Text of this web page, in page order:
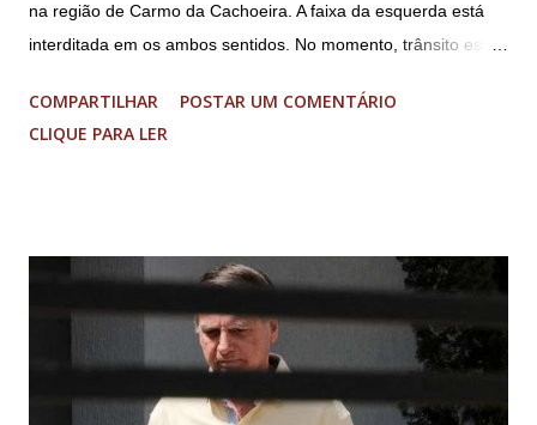
na região de Carmo da Cachoeira. A faixa da esquerda está
interditada em os ambos sentidos. No momento, trânsito está
Imagens @transitofernaodias *Por Sebastião Filho
COMPARTILHAR
POSTAR UM COMENTÁRIO
CLIQUE PARA LER